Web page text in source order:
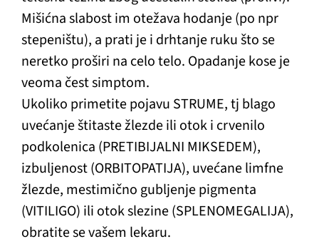
Mišićna slabost im otežava hodanje (po npr
stepeništu), a prati je i drhtanje ruku što se
neretko proširi na celo telo. Opadanje kose je
veoma čest simptom.
Ukoliko primetite pojavu STRUME, tj blago
uvećanje štitaste žlezde ili otok i crvenilo
podkolenica (PRETIBIJALNI MIKSEDEM),
izbuljenost (ORBITOPATIJA), uvećane limfne
žlezde, mestimično gubljenje pigmenta
(VITILIGO) ili otok slezine (SPLENOMEGALIJA),
obratite se vašem lekaru.